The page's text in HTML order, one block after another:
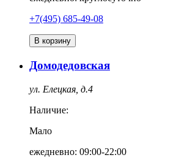
+7(495) 685-49-08
В корзину
Домодедовская
ул. Елецкая, д.4
Наличие:
Мало
ежедневно: 09:00-22:00